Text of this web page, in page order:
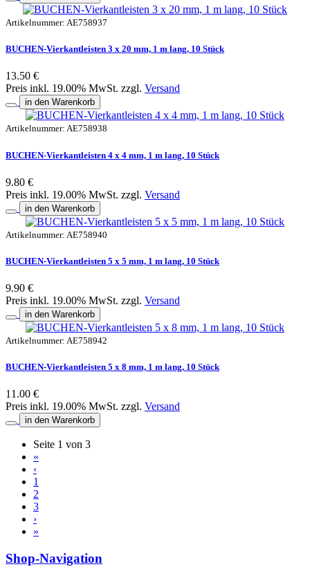
Artikelnummer: AE758937
BUCHEN-Vierkantleisten 3 x 20 mm, 1 m lang, 10 Stück
13.50 €
Preis inkl. 19.00% MwSt. zzgl. Versand
in den Warenkorb
Artikelnummer: AE758938
BUCHEN-Vierkantleisten 4 x 4 mm, 1 m lang, 10 Stück
9.80 €
Preis inkl. 19.00% MwSt. zzgl. Versand
in den Warenkorb
Artikelnummer: AE758940
BUCHEN-Vierkantleisten 5 x 5 mm, 1 m lang, 10 Stück
9.90 €
Preis inkl. 19.00% MwSt. zzgl. Versand
in den Warenkorb
Artikelnummer: AE758942
BUCHEN-Vierkantleisten 5 x 8 mm, 1 m lang, 10 Stück
11.00 €
Preis inkl. 19.00% MwSt. zzgl. Versand
in den Warenkorb
Seite 1 von 3
«
‹
1
2
3
›
»
Shop-Navigation